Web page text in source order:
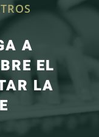
A
EL
LA